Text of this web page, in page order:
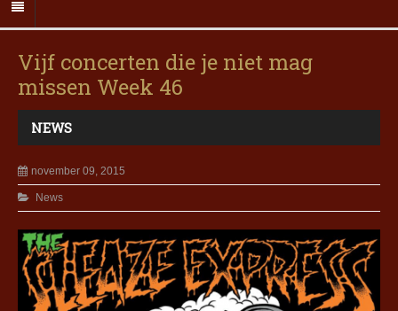
Vijf concerten die je niet mag
missen Week 46
NEWS
november 09, 2015
News